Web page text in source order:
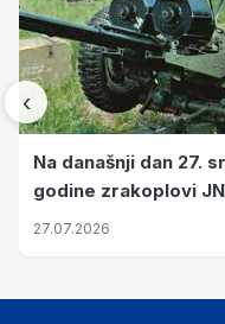
‹
Na današnji dan 27.
godine zrakoplovi
su vojarnu i obučni
27.07.2026